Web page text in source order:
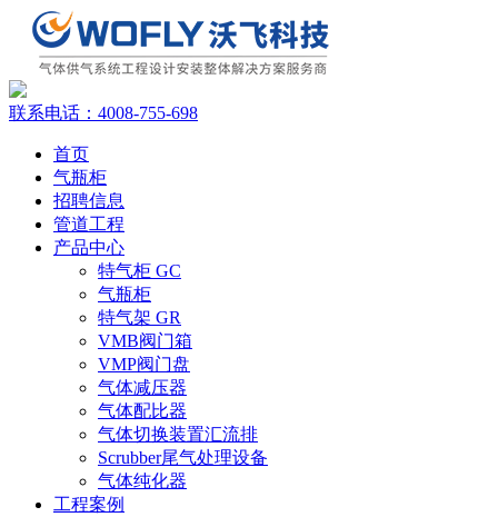
联系电话： 4008-755-698
首页
气瓶柜
招聘信息
管道工程
产品中心
特气柜 GC
气瓶柜
特气架 GR
VMB阀门箱
VMP阀门盘
气体减压器
气体配比器
气体切换装置汇流排
Scrubber尾气处理设备
气体纯化器
工程案例